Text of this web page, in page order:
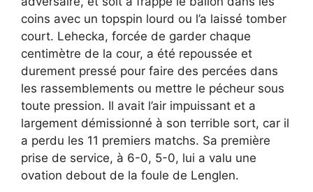
coins avec un topspin lourd ou l’a laissé tomber
court. Lehecka, forcée de garder chaque
centimètre de la cour, a été repoussée et
durement pressé pour faire des percées dans
les rassemblements ou mettre le pécheur sous
toute pression. Il avait l’air impuissant et a
largement démissionné à son terrible sort, car il
a perdu les 11 premiers matchs. Sa première
prise de service, à 6-0, 5-0, lui a valu une
ovation debout de la foule de Lenglen.